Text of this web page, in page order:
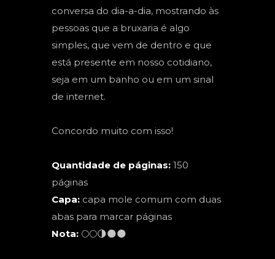
conversa do dia-a-dia, mostrando às
pessoas que a bruxaria é algo
simples, que vem de dentro e que
está presente em nosso cotidiano,
seja em um banho ou em um sinal
de internet.
Concordo muito com isso!
Quantidade de páginas: 150
páginas
Capa: capa mole comum com duas
abas para marcar páginas
Nota: 🌕🌕🌗🌑🌑